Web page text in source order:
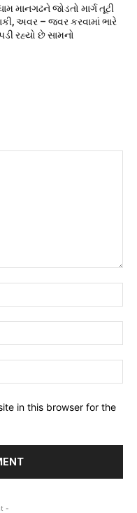
માનગઢને જોડતો માર્ગ તૂટી
અવર – જવર કરવામાં ભારે
રહ્યો છે સામનો
in this browser for the
-